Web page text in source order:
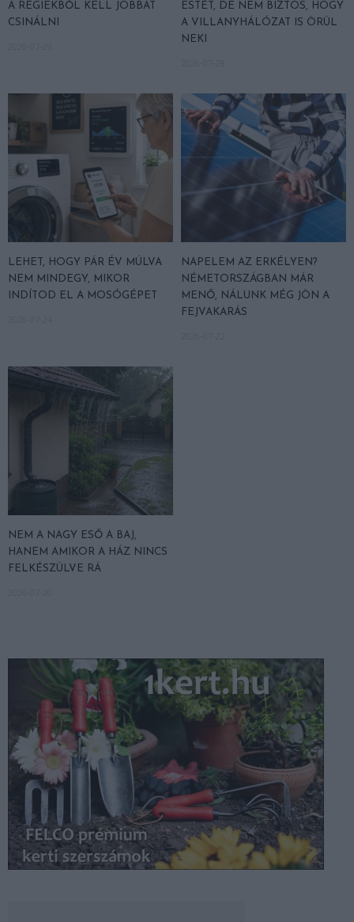
A RÉGIEKBŐL KELL JOBBAT
CSINÁLNI
ESTÉT, DE NEM BIZTOS, HOGY
A VILLANYHÁLÓZAT IS ÖRÜL
NEKI
LEHET, HOGY PÁR ÉV MÚLVA
NEM MINDEGY, MIKOR
INDÍTOD EL A MOSÓGÉPET
NAPELEM AZ ERKÉLYEN?
NÉMETORSZÁGBAN MÁR
MENŐ, NÁLUNK MÉG JÖN A
FEJVAKARÁS
NEM A NAGY ESŐ A BAJ,
HANEM AMIKOR A HÁZ NINCS
FELKÉSZÜLVE RÁ